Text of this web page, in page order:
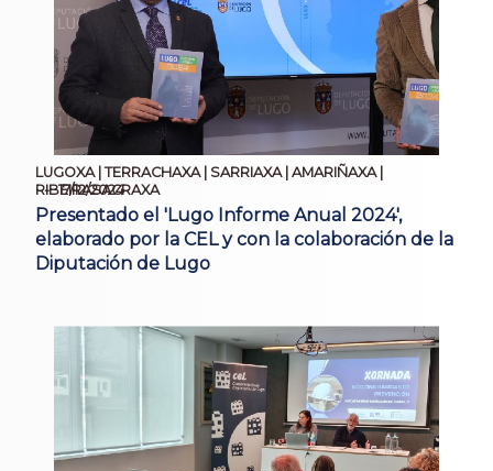
LUGOXA | TERRACHAXA | SARRIAXA | AMARIÑAXA |
RIBEIRASACRAXA
17/12/2024
Presentado el 'Lugo Informe Anual 2024',
elaborado por la CEL y con la colaboración de la
Diputación de Lugo